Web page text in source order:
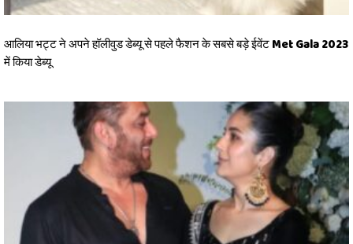
आलिया भट्ट ने अपने हॉलीवुड डेब्यू से पहले फैशन के सबसे बड़े ईवेंट Met Gala 2023
में किया डेब्यू